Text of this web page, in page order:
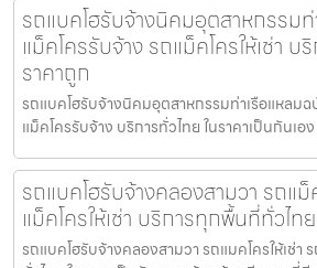
รถแบคโฮรับจ้างนิคมอุตสาหกรรม
แม็คโครรับจ้าง รถแม็คโครให้เช่า
ราคาถูก
รถแบคโฮรับจ้างนิคมอุตสาหกรรมท่าเรือแหลมฉ
แม็คโครรับจ้าง บริการทั่วไทย ในราคาเป็นกันเ
รถแบคโฮรับจ้างคลองสามวา รถแม็
แม็คโครให้เช่า บริการทุกพื้นที่ทั่วไท
รถแบคโฮรับจ้างคลองสามวา รถแมคโครให้เช่า